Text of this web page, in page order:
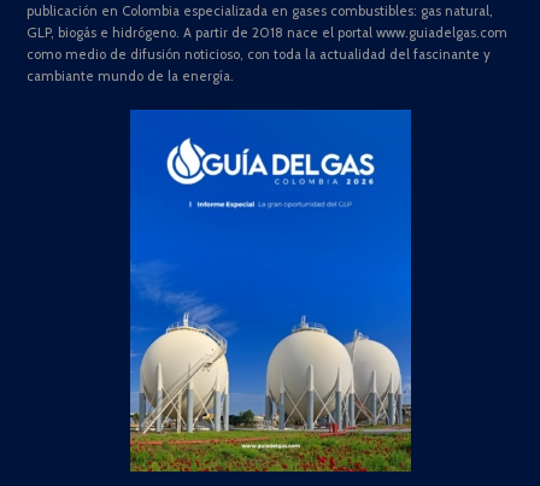
publicación en Colombia especializada en gases combustibles: gas natural,
GLP, biogás e hidrógeno. A partir de 2018 nace el portal www.guiadelgas.com
como medio de difusión noticioso, con toda la actualidad del fascinante y
cambiante mundo de la energía.